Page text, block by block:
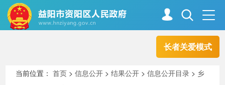
长者关爱模式
走进资阳
当前位置：首页 >信息公开 >结果公开 >信息公开目录 > 乡